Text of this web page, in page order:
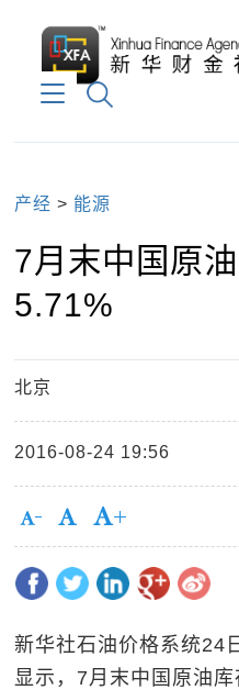
产经 > 能源
7月末中国原
5.71%
北京
2016-08-24 19:56
新华社石油价格系统24
显示，7月末中国原油